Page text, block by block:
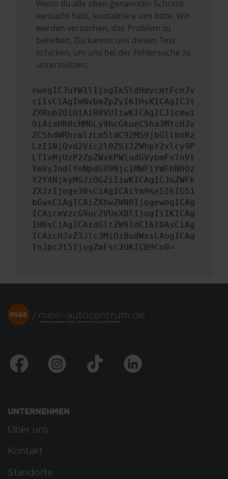
Wenn du alle oben genannten Schritte
versucht hast, kontaktiere uns bitte. Wir
werden versuchen, das Problem zu
beheben. Du kannst uns diesen Text
schicken, um uns bei der Fehlersuche zu
unterstützen:
ewogICJuYW1lIjogIk5ldHdvcmtFcnJv
ciIsCiAgImNvbmZpZyI6IHsKICAgICJt
ZXRob2QiOiAiR0VUIiwKICAgICJ1cmwi
OiAiaHR0cHM6Ly9hcGkueC5ha3MtcHJv
ZC5hdWRhcmlzLm5ldC92MS9jbGllbnRz
LzI1NjQvd2Vic2l0ZS12ZWhpY2xlcy9P
LTIxMjUzP2ZpZWxkPWludGVybmFsTnVt
YmVyJndlYnNpdGU9Njc1MWFiYWFhNDQz
Y2Y4NjkyMGJiOGZiIiwKICAgICJoZWFk
ZXJzIjoge30sCiAgICAiYm9keSI6IG51
bGwsCiAgICAiZXhwZWN0IjogewogICAg
ICAicmVzcG9uc2VUeXBlIjogIiIKICAg
IH0sCiAgICAidGltZW91dCI6IDAsCiAg
ICAicHJvZ3Jlc3MiOiBudWxsLAogICAg
InJpc2t5IjogZmFsc2UKICB9Cn0=
UNTERNEHMEN
Über uns
Kontakt
Standorte